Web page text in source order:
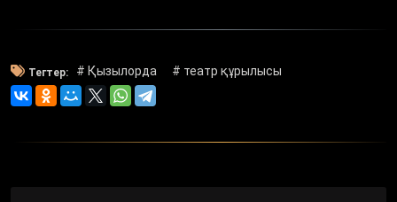
Тегтер: # Қызылорда # театр құрылысы